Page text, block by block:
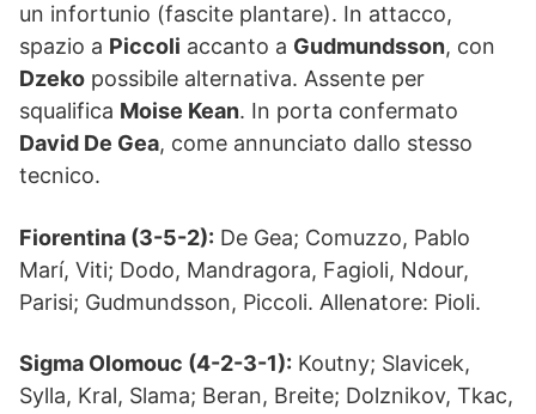
un infortunio (fascite plantare). In attacco,
spazio a Piccoli accanto a Gudmundsson, con
Dzeko possibile alternativa. Assente per
squalifica Moise Kean. In porta confermato
David De Gea, come annunciato dallo stesso
tecnico.
Fiorentina (3-5-2): De Gea; Comuzzo, Pablo
Marí, Viti; Dodo, Mandragora, Fagioli, Ndour,
Parisi; Gudmundsson, Piccoli. Allenatore: Pioli.
Sigma Olomouc (4-2-3-1): Koutny; Slavicek,
Sylla, Kral, Slama; Beran, Breite; Dolznikov, Tkac,